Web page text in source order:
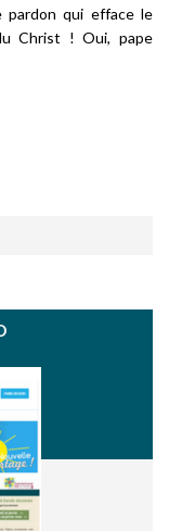
pardon qui efface le
Christ ! Oui, pape